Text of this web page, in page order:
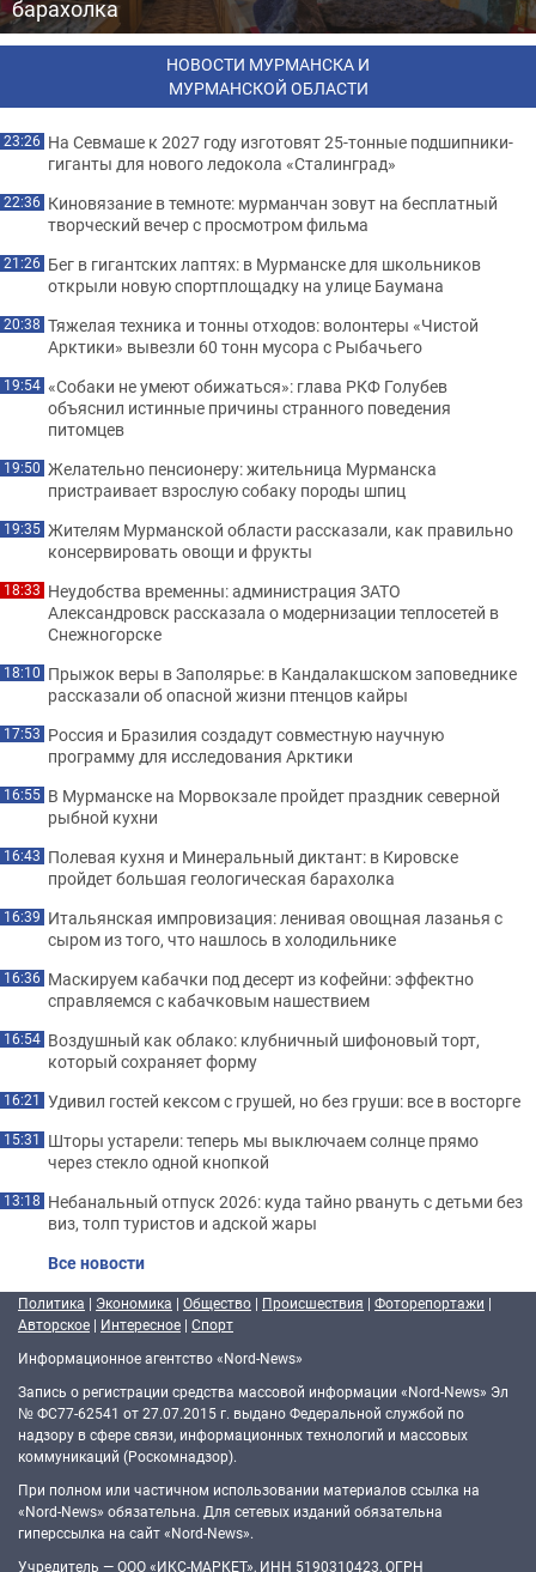
барахолка
НОВОСТИ МУРМАНСКА И
МУРМАНСКОЙ ОБЛАСТИ
23:26 На Севмаше к 2027 году изготовят 25-тонные подшипники-
гиганты для нового ледокола «Сталинград»
22:36 Киновязание в темноте: мурманчан зовут на бесплатный
творческий вечер с просмотром фильма
21:26 Бег в гигантских лаптях: в Мурманске для школьников
открыли новую спортплощадку на улице Баумана
20:38 Тяжелая техника и тонны отходов: волонтеры «Чистой
Арктики» вывезли 60 тонн мусора с Рыбачьего
19:54 «Собаки не умеют обижаться»: глава РКФ Голубев
объяснил истинные причины странного поведения
питомцев
19:50 Желательно пенсионеру: жительница Мурманска
пристраивает взрослую собаку породы шпиц
19:35 Жителям Мурманской области рассказали, как правильно
консервировать овощи и фрукты
18:33 Неудобства временны: администрация ЗАТО
Александровск рассказала о модернизации теплосетей в
Снежногорске
18:10 Прыжок веры в Заполярье: в Кандалакшском заповеднике
рассказали об опасной жизни птенцов кайры
17:53 Россия и Бразилия создадут совместную научную
программу для исследования Арктики
16:55 В Мурманске на Морвокзале пройдет праздник северной
рыбной кухни
16:43 Полевая кухня и Минеральный диктант: в Кировске
пройдет большая геологическая барахолка
16:39 Итальянская импровизация: ленивая овощная лазанья с
сыром из того, что нашлось в холодильнике
16:36 Маскируем кабачки под десерт из кофейни: эффектно
справляемся с кабачковым нашествием
16:54 Воздушный как облако: клубничный шифоновый торт,
который сохраняет форму
16:21 Удивил гостей кексом с грушей, но без груши: все в восторге
15:31 Шторы устарели: теперь мы выключаем солнце прямо
через стекло одной кнопкой
13:18 Небанальный отпуск 2026: куда тайно рвануть с детьми без
виз, толп туристов и адской жары
Все новости
Политика | Экономика | Общество | Происшествия | Фоторепортажи |
Авторское | Интересное | Спорт
Информационное агентство «Nord-News»
Запись о регистрации средства массовой информации «Nord-News» Эл
№ ФС77-62541 от 27.07.2015 г. выдано Федеральной службой по
надзору в сфере связи, информационных технологий и массовых
коммуникаций (Роскомнадзор).
При полном или частичном использовании материалов ссылка на
«Nord-News» обязательна. Для сетевых изданий обязательна
гиперссылка на сайт «Nord-News».
Учредитель — ООО «ИКС-МАРКЕТ», ИНН 5190310423, ОГРН